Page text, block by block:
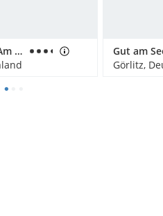
AKZENT Hotel Am Goldenen Strauss
Görlitz,